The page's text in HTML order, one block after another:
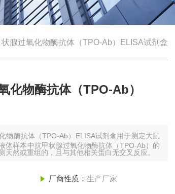
腺过氧化物酶抗体（TPO-Ab）ELISA试剂盒
化物酶抗体（TPO-Ab）
物酶抗体（TPO-Ab）ELISA试剂盒用于测定大鼠
体样本中抗甲状腺过氧化物酶抗体（TPO-Ab）的
天然或重组的，且与其他相关蛋白无交叉反应。
厂商性质： 生产厂家